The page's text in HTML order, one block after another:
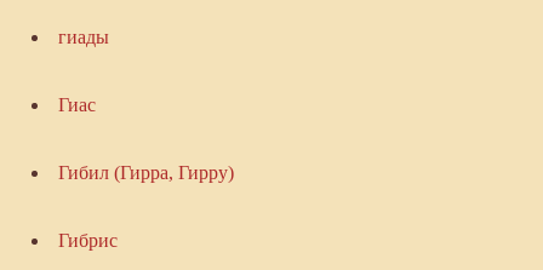
гиады
Гиас
Гибил (Гирра, Гирру)
Гибрис